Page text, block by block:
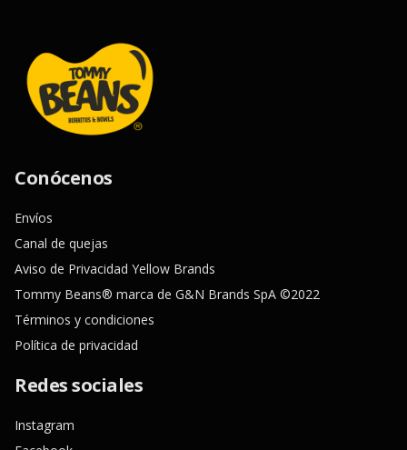
Conócenos
Envíos
Canal de quejas
Aviso de Privacidad Yellow Brands
Tommy Beans® marca de G&N Brands SpA ©2022
Términos y condiciones
Política de privacidad
Redes sociales
Instagram